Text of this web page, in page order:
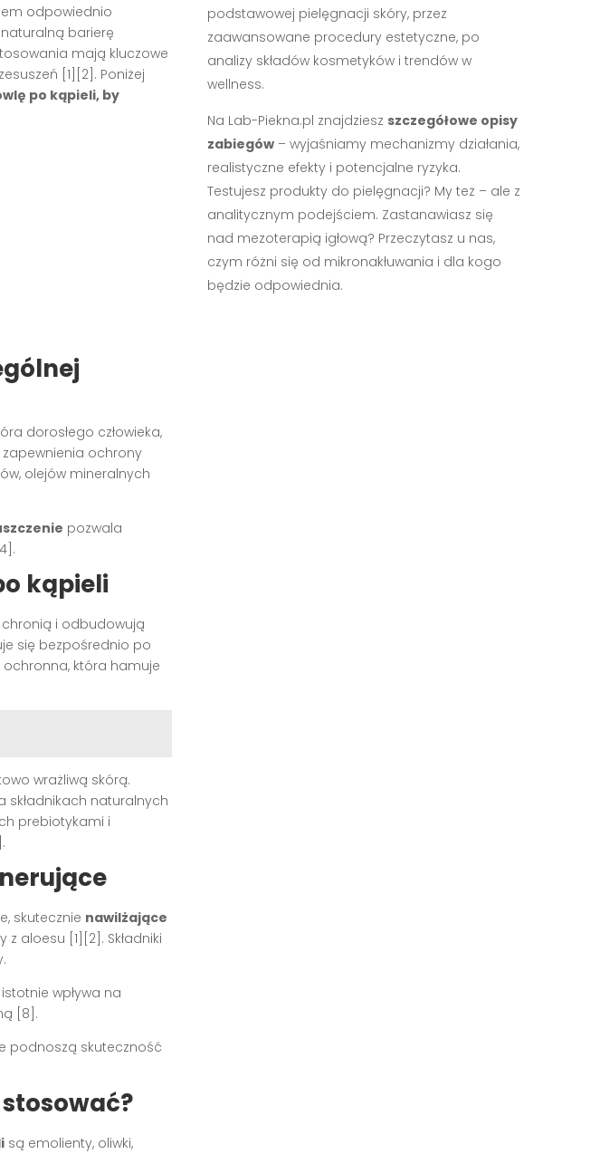
odpowiednio
barierę
mają kluczowe
[1][2] . Poniżej
po kąpieli, by
dorosłego człowieka,
zapewnienia ochrony
olejów mineralnych
pozwala
.
kąpieli
i odbudowują
się bezpośrednio po
ochronna, która hamuje
wrażliwą skórą.
naturalnych
prebiotykami i
.
skutecznie nawilżające
z aloesu [1][2] . Składniki
wpływa na
[8] .
podnoszą skuteczność
są emolienty, oliwki,
podstawowej pielęgnacji skóry, przez
zaawansowane procedury estetyczne, po
analizy składów kosmetyków i trendów w
wellness.
Na Lab-Piekna.pl znajdziesz szczegółowe opisy
zabiegów– wyjaśniamy mechanizmy działania,
realistyczne efekty i potencjalne ryzyka.
Testujesz produkty do pielęgnacji? My też – ale z
analitycznym podejściem. Zastanawiasz się
nad mezoterapią igłową? Przeczytasz u nas,
czym różni się od mikronakłuwania i dla kogo
będzie odpowiednia.